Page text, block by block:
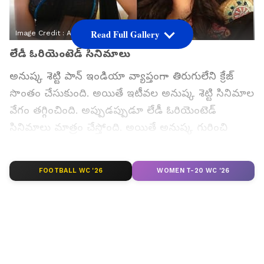
Image Credit : Asianet News
లేడీ ఓరియెంటెడ్ సినిమాలు
అనుష్క శెట్టి పాన్ ఇండియా వ్యాప్తంగా తిరుగులేని క్రేజ్
సొంతం చేసుకుంది. అయితే ఇటీవల అనుష్క శెట్టి సినిమాల
వేగం తగ్గించింది. అప్పుడప్పుడూ లేడీ ఓరియెంటెడ్
సినిమాలు మాత్రం చేస్తోంది. అయితే అనుష్క గురించి
నెటిజన్లు మాట్లాడుకుంటారు. ఆమె వయసు ప్రస్తుతం 44
ఏళ్ళు. దీనితో అనుష్క పెళ్లి ఎప్పుడు చేసుకుంటుంది అని
Read Full Gallery
FOOTBALL WC '26 WOMEN T-20 WC '26